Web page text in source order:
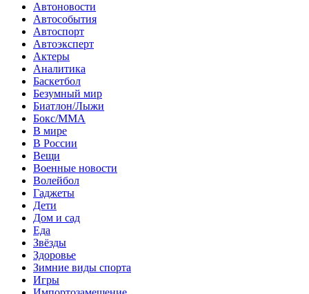
Автоновости
Автособытия
Автоспорт
Автоэксперт
Актеры
Аналитика
Баскетбол
Безумный мир
Биатлон/Лыжи
Бокс/MMA
В мире
В России
Вещи
Военные новости
Волейбол
Гаджеты
Дети
Дом и сад
Еда
Звёзды
Здоровье
Зимние виды спорта
Игры